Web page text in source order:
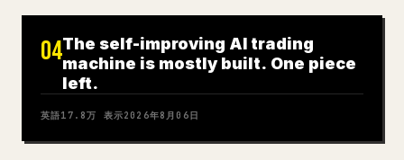
04The self-improving AI trading
machine is mostly built. One piece
left.
英語17.8万 表示2026年8月06日